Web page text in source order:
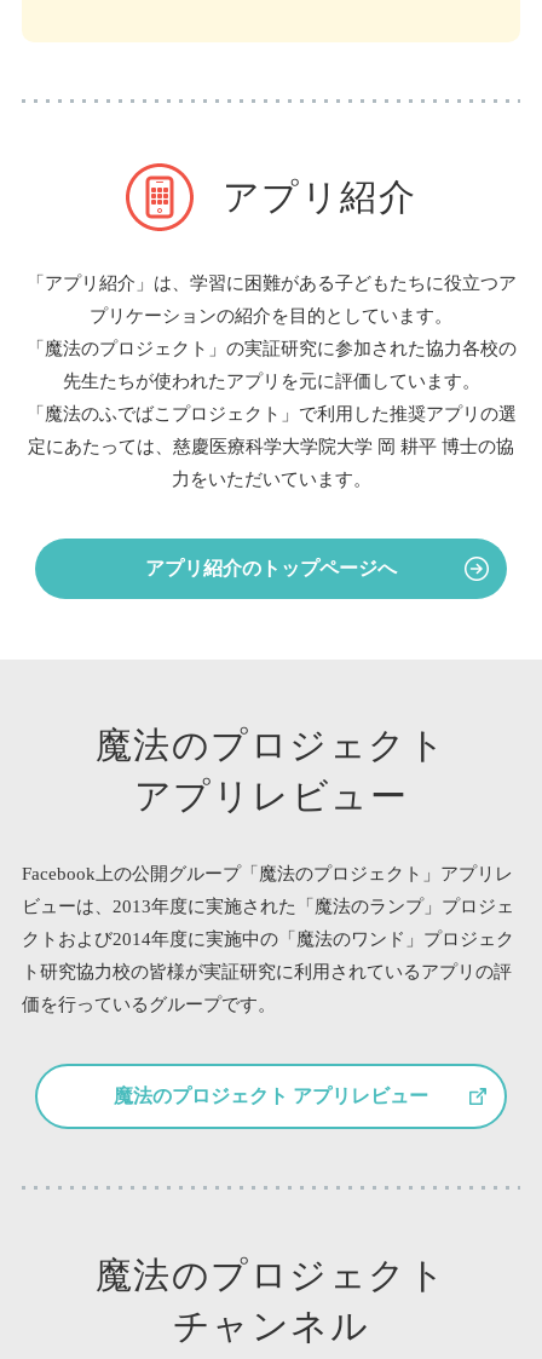
アプリ紹介
「アプリ紹介」は、学習に困難がある子どもたちに役立つア
プリケーションの紹介を目的としています。
「魔法のプロジェクト」の実証研究に参加された協力各校の
先生たちが使われたアプリを元に評価しています。
「魔法のふでばこプロジェクト」で利用した推奨アプリの選
定にあたっては、 慈慶医療科学大学院大学 岡 耕平 博士の協
力をいただいています。
アプリ紹介のトップページへ
魔法のプロジェクト
アプリレビュー
Facebook上の公開グループ「魔法のプロジェクト」アプリレ
ビューは、 2013年度に実施された「魔法のランプ」プロジェ
クトおよび2014年度に実施中の「魔法のワンド」プロジェク
ト研究協力校の皆様が実証研究に利用されているアプリの評
価を行っているグループです。
魔法のプロジェクト アプリレビュー
魔法のプロジェクト
チャンネル